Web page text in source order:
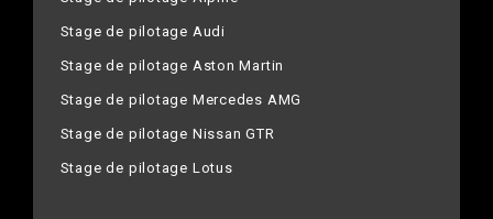
Stage de pilotage Audi
Stage de pilotage Aston Martin
Stage de pilotage Mercedes AMG
Stage de pilotage Nissan GTR
Stage de pilotage Lotus